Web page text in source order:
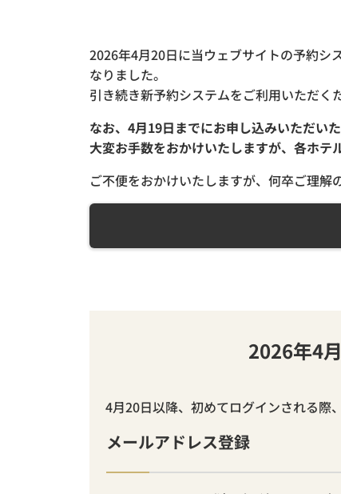
2026年4月20日に当ウェブサイトの予約シ
なりました。
引き続き新予約システムをご利用いただく
なお、4月19日までにお申し込みいただい
大変お手数をおかけいたしますが、各ホテ
ご不便をおかけいたしますが、何卒ご理解
2026年4
4月20日以降、初めてログインされる際
メールアドレス登録